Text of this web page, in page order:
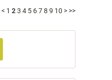
< 1 23 4 5 678 9 10 > >>